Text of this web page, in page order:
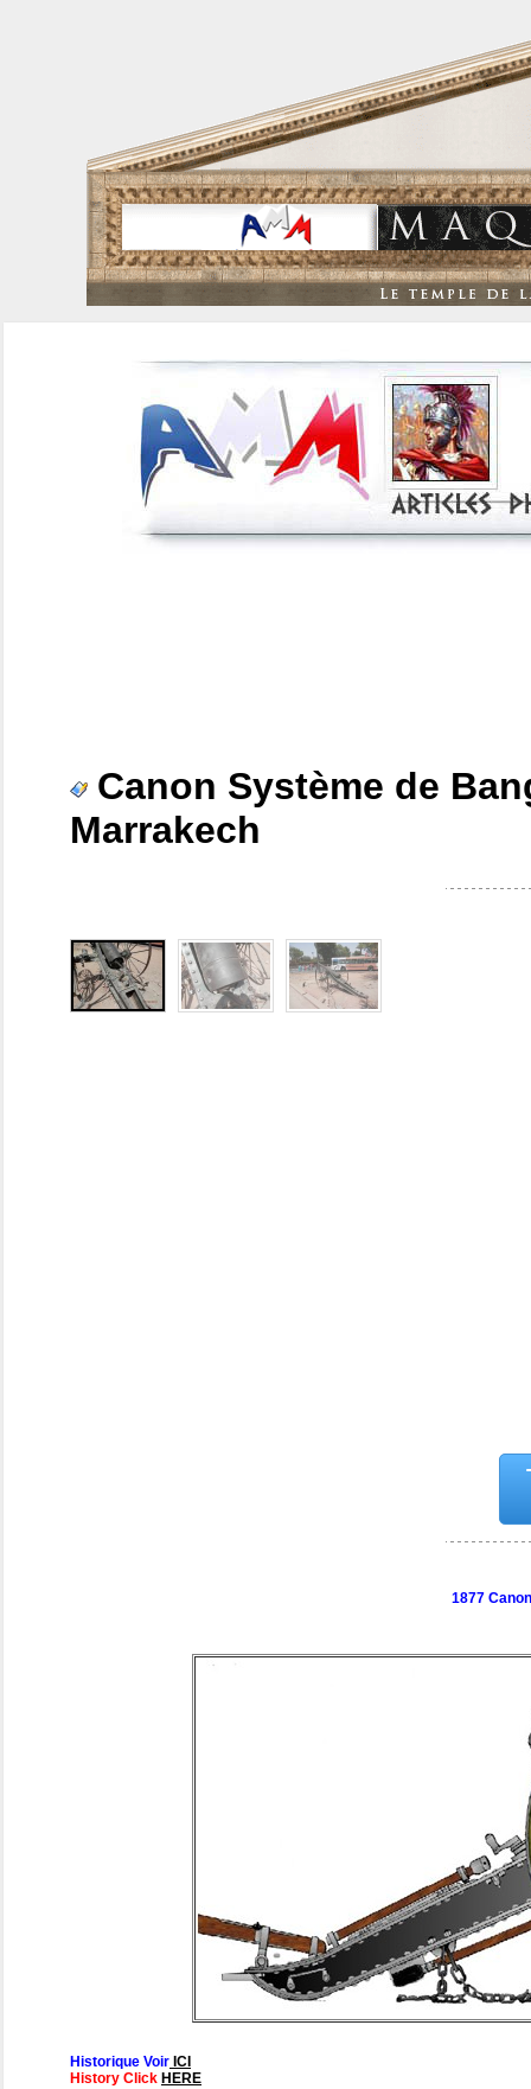
Canon Système de
Marrakech
1877
Historique Voir ICI
History Click HERE